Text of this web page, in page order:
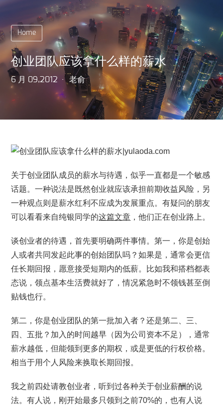
Home
创业团队应该拿什么样的薪水
6 月 09,2012 老俞
关于创业团队成员的薪水与待遇，似乎一直都是一个敏感
话题。一种说法是既然创业就应该承担前期收益风险，另
一种观点则是薪水红利不应成为发展重点。有疑问的朋友
可以看看来自纯银同学的这篇文章 ，他们正在创业路上。
谈创业者的待遇，首先要明确两件事情。第一，你是创始
人或者共同发起此事的创始团队吗？如果是，通常会更信
任长期回报，愿意接受短期内的低薪。比如我和搭档都表
态说，领点基本生活费就好了，情况紧急时不领钱甚至倒
贴钱也行。
第二，你是创业团队的第一批加入者？还是第二、三、
四、五批？加入的时间越早（因为公司资本不足），通常
薪水越低，但能领到更多的期权，或是更低的行权价格。
相当于用个人风险来换取长期回报。
我之前四处请教创业者，听到过各种关于创业薪酬的说
法。有人说，刚开始最多只领到之前70%的，也有人说